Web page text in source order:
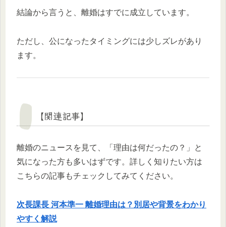
結論から言うと、離婚はすでに成立しています。
ただし、公になったタイミングには少しズレがあり
ます。
【関連記事】
離婚のニュースを見て、「理由は何だったの？」と
気になった方も多いはずです。詳しく知りたい方は
こちらの記事もチェックしてみてください。
次長課長 河本準一 離婚理由は？別居や背景をわかり
やすく解説